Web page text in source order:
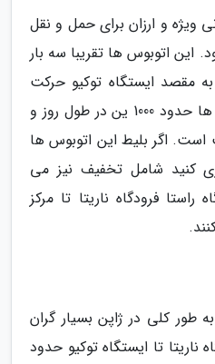
ویژه و ارزان برای حمل و نقل
این اتوبوس ها تقریبا سه بار
به مقصد ایستگاه توکیو حرکت
می کنند. کرایه این اتوبوس ها حدود 1000 ین در طول روز و
است. اگر بلیط این اتوبوس ها
کنید شامل تخفیف نیز می
فرودگاه ناریتا تا مرکز
طور کلی در ژاپن بسیار گران
ناریتا تا ایستگاه توکیو حدود